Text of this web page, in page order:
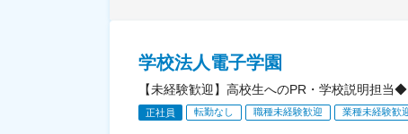
学校法人電子学園
【未経験歓迎】高校生へのPR・学校説明担
正社員 転勤なし 職種未経験歓迎 業種未経験歓